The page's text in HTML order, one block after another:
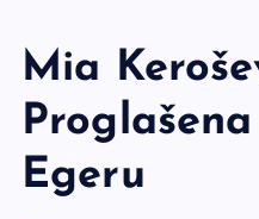
Mia
Egeru